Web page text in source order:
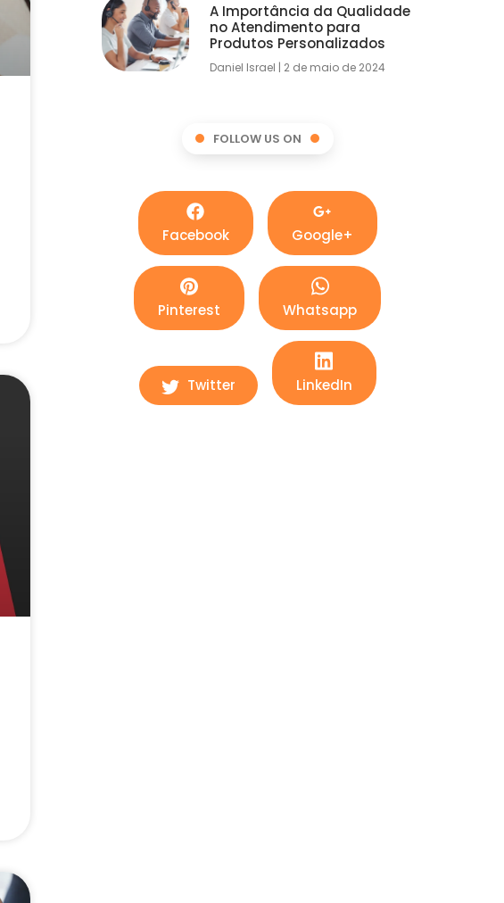
A Importância da Qualidade
no Atendimento para
Produtos Personalizados
Daniel Israel 2 de maio de 2024
FOLLOW US ON
Facebook Google+
Pinterest Whatsapp
Twitter LinkedIn